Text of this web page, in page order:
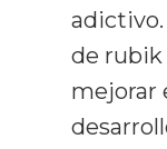
de rubik
mejorar